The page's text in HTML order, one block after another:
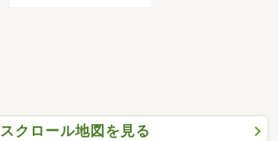
スクロール地図を見る